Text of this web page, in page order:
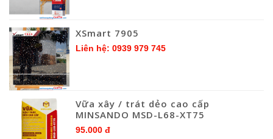
XSmart 7905
Liên hệ: 0939 979 745
Vữa xây / trát dẻo cao cấp
MINSANDO MSD-L68-XT75
95.000 đ